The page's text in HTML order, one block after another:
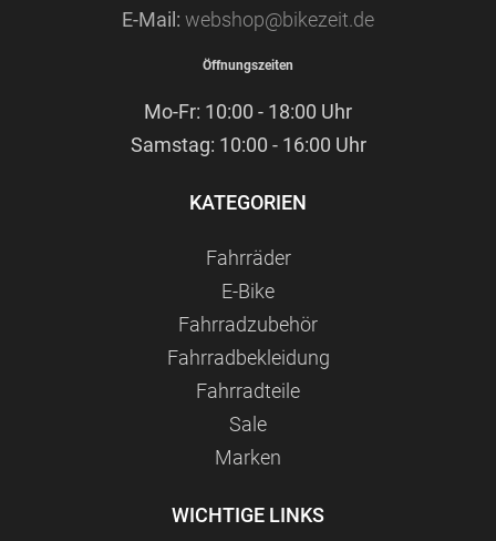
E-Mail: webshop@bikezeit.de
Öffnungszeiten
Mo-Fr: 10:00 - 18:00 Uhr
Samstag: 10:00 - 16:00 Uhr
KATEGORIEN
Fahrräder
E-Bike
Fahrradzubehör
Fahrradbekleidung
Fahrradteile
Sale
Marken
WICHTIGE LINKS